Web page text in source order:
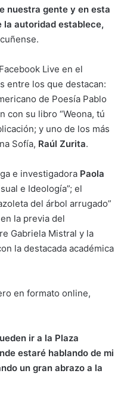
nuestra gente y en esta
la autoridad establece,
Live en el
entre los que destacan:
de Poesía Pablo
con su libro “Weona, tú
y uno de los más
Sofía, Raúl Zurita.
e investigadora Paola
e Ideología”; el
del árbol arrugado”
en la previa del
Gabriela Mistral y la
la destacada académica
en formato online,
ir a la Plaza
estaré hablando de mi
un gran abrazo a la